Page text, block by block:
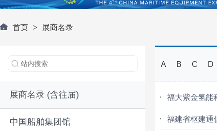
首页 > 展商名录
展商名录 (含往届)
中国船舶集团馆
A B C D
福大紫金氢能
福建省枢建通